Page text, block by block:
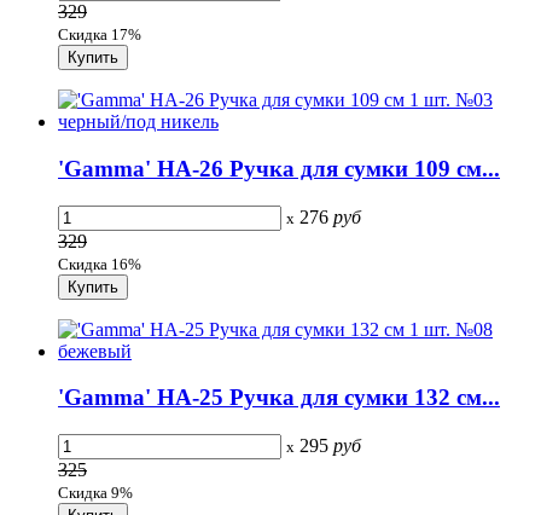
329
Скидка 17%
'Gamma' HA-26 Ручка для сумки 109 см...
x 276 руб
329
Скидка 16%
'Gamma' HA-25 Ручка для сумки 132 см...
x 295 руб
325
Скидка 9%